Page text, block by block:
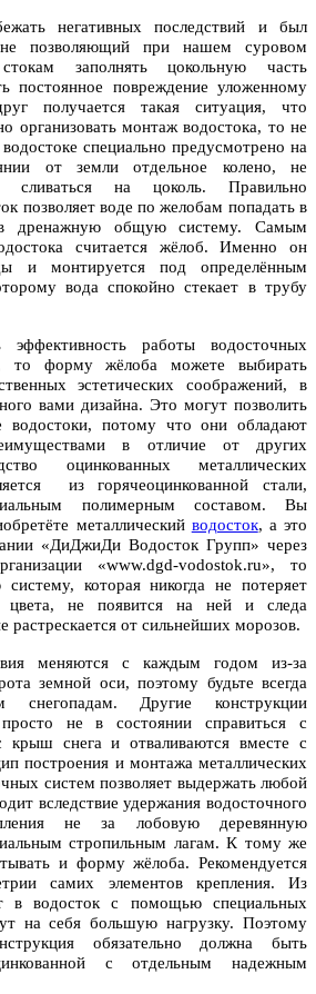
негативных последствий и был
не позволяющий при нашем суровом
заполнять цокольную часть
постоянное повреждение уложенному
получается такая ситуация, что
организовать монтаж водостока, то не
специально предусмотрено на
от земли отдельное колено, не
сливаться на цоколь. Правильно
позволяет воде по желобам попадать в
дренажную общую систему. Самым
считается жёлоб. Именно он
и монтируется под определённым
вода спокойно стекает в трубу
эффективность работы водосточных
то форму жёлоба можете выбирать
эстетических соображений, в
вами дизайна. Это могут позволить
водостоки, потому что они обладают
в отличие от других
оцинкованных металлических
из горячеоцинкованной стали,
полимерным составом. Вы
металлический водосток, а это
«ДиДжиДи Водосток Групп» через
«www.dgd-vodostok.ru», то
систему, которая никогда не потеряет
цвета, не появится на ней и следа
растрескается от сильнейших морозов.
меняются с каждым годом из-за
земной оси, поэтому будьте всегда
Другие конструкции
не в состоянии справиться с
крыш снега и отваливаются вместе с
построения и монтажа металлических
систем позволяет выдержать любой
вследствие удержания водосточного
не за лобовую деревянную
стропильным лагам. К тому же
и форму жёлоба. Рекомендуется
самих элементов крепления. Из
в водосток с помощью специальных
на себя большую нагрузку. Поэтому
обязательно должна быть
с отдельным надежным